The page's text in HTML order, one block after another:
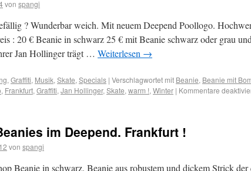
von spangi
? Wunderbar weich. Mit neuem Deepend Poollogo.
: 20 € Beanie in schwarz 25 € mit Beanie schwarz oder grau und
Jan Hollinger trägt … Weiterlesen →
, Graffiti, Musik, Skate, Specials | Verschlagwortet mit Beanie, Beanie mit
, Frankfurt, Graffiti, Jan Hollinger, Skate, warm !, Winter | Kommentare
im Deepend. Frankfurt !
von spangi
Beanie in schwarz. Beanie aus robustem und dickem Strick der